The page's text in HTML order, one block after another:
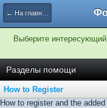
← На главную
Выберите
Разделы помощи
How to Register
How to register and the